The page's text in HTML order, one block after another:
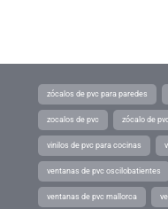
zócalos de pvc para paredes
zocalos de pvc zócalo de
vinilos de pvc para cocinas
ventanas de pvc oscilobatientes
ventanas de pvc mallorca